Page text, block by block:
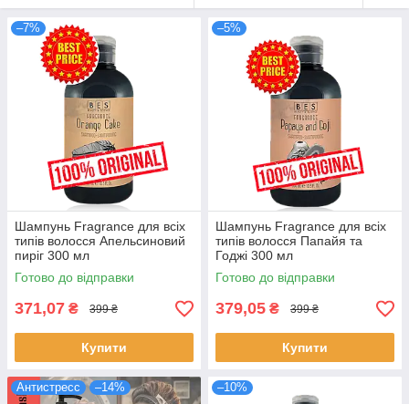
шкіру голови.
При регулярному використанні не викликають звикання.
–7%
Шампунь Fragrance для всіх
типів волосся Апельсиновий
пиріг 300 мл
Готово до відправки
371,07 ₴ 399 ₴
Купити
–5%
Шампунь Fragrance для всіх
типів волосся Папайя та
Годжі 300 мл
Готово до відправки
379,05 ₴ 399 ₴
Купити
Антистресс –14% –10%